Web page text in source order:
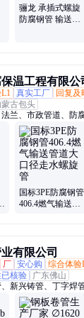
骊龙 承插式螺旋
防腐钢管 输送石
温工程有限公
真实工厂 回复及
蒙古包头
兰、市政管道、防
钢管、三油两布
国标3PE防腐钢管
406.4燃气输送管
有限公司
厂 安心购 综合体验
核验
广东佛山
新兴铸管、丁字焊
塑钢管、直缝钢管、
钢管、涂塑无缝钢管